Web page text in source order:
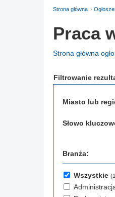
Strona główna
Praca
Strona główna
Filtrowanie
Miasto lub
Słowo
Branża:
Wszystkie